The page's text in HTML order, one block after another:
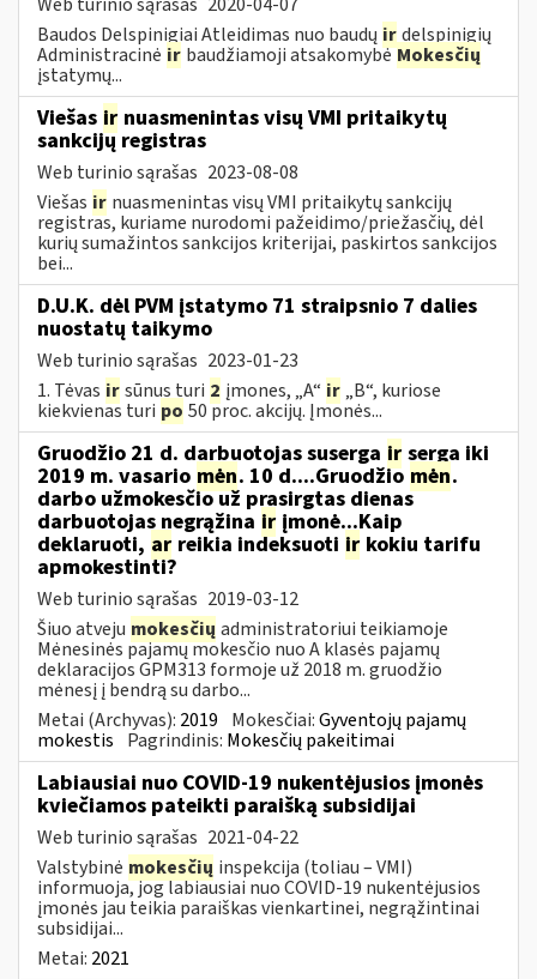
Baudos Delspinigiai Atleidimas nuo baudų irdelspinigių
Administracinė ir baudžiamoji atsakomybėMokesčių
įstatymų...
Viešas ir nuasmenintas visų VMI pritaikytų
sankcijų registras
Web turinio sąrašas 2023-08-08
Viešas ir nuasmenintas visų VMI pritaikytų sankcijų
registras, kuriame nurodomi pažeidimo/priežasčių, dėl
kurių sumažintos sankcijos kriterijai, paskirtos sankcijos
bei...
D.U.K. dėl PVM įstatymo 71 straipsnio 7 dalies
nuostatų taikymo
Web turinio sąrašas 2023-01-23
1. Tėvas irsūnus turi 2 įmones, „A“ ir„B“, kuriose
kiekvienas turi po 50 proc. akcijų. Įmonės...
Gruodžio 21 d. darbuotojas suserga ir serga iki
2019 m. vasario mėn. 10 d....Gruodžio mėn.
darbo užmokesčio už prasirgtas dienas
darbuotojas negrąžina ir įmonė...Kaip
deklaruoti, ar reikia indeksuoti ir kokiu tarifu
apmokestinti?
Web turinio sąrašas 2019-03-12
Šiuo atveju mokesčių administratoriui teikiamoje
Mėnesinės pajamų mokesčio nuo A klasės pajamų
deklaracijos GPM313 formoje už 2018 m. gruodžio
mėnesį į bendrą su darbo...
Metai (Archyvas): 2019 Mokesčiai:Gyventojų pajamų
mokestis Pagrindinis: Mokesčių pakeitimai
Labiausiai nuo COVID-19 nukentėjusios įmonės
kviečiamos pateikti paraišką subsidijai
Web turinio sąrašas 2021-04-22
Valstybinė mokesčių inspekcija (toliau – VMI)
informuoja, jog labiausiai nuo COVID-19 nukentėjusios
įmonės jau teikia paraiškas vienkartinei, negrąžintinai
subsidijai...
Metai: 2021